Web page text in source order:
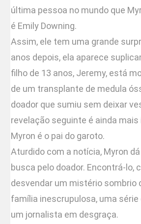
última pessoa no mundo que
é Emily Downing.
Assim, ele tem uma grande
anos depois, ela aparece
filho de 13 anos, Jeremy, está
de um transplante de medula
doador que sumiu sem deixar
revelação seguinte é ainda
Myron é o pai do garoto.
Aturdido com a notícia, Myron
busca pelo doador. Encontrá-lo,
desvendar um mistério sombrio
família inescrupulosa, uma
um jornalista em desgraça.